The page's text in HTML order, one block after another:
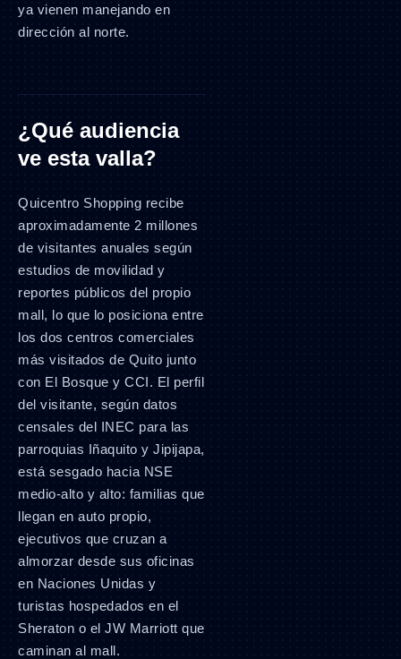
ya vienen manejando en
dirección al norte.
¿Qué audiencia
ve esta valla?
Quicentro Shopping recibe
aproximadamente 2 millones
de visitantes anuales según
estudios de movilidad y
reportes públicos del propio
mall, lo que lo posiciona entre
los dos centros comerciales
más visitados de Quito junto
con El Bosque y CCI. El perfil
del visitante, según datos
censales del INEC para las
parroquias Iñaquito y Jipijapa,
está sesgado hacia NSE
medio-alto y alto: familias que
llegan en auto propio,
ejecutivos que cruzan a
almorzar desde sus oficinas
en Naciones Unidas y
turistas hospedados en el
Sheraton o el JW Marriott que
caminan al mall.